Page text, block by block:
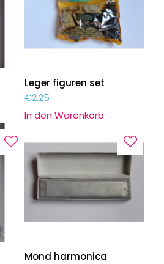
Leger figuren set
€2,25
In den Warenkorb
Mond harmonica